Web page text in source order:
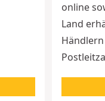
online
Land